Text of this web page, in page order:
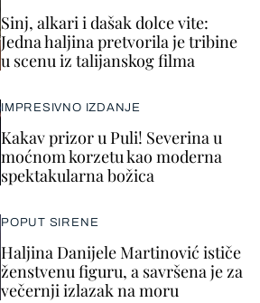
Sinj, alkari i dašak dolce vite:
Jedna haljina pretvorila je tribine
u scenu iz talijanskog filma
IMPRESIVNO IZDANJE
Kakav prizor u Puli! Severina u
moćnom korzetu kao moderna
spektakularna božica
POPUT SIRENE
Haljina Danijele Martinović ističe
ženstvenu figuru, a savršena je za
večernji izlazak na moru